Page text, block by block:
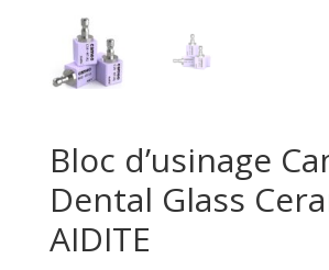
Bloc d’usinage
Dental Glass
AIDITE